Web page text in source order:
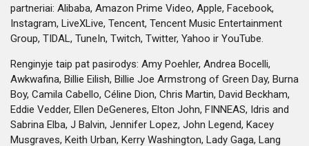
partneriai: Alibaba, Amazon Prime Video, Apple, Facebook,
Instagram, LiveXLive, Tencent, Tencent Music Entertainment
Group, TIDAL, TuneIn, Twitch, Twitter, Yahoo ir YouTube.
Renginyje taip pat pasirodys: Amy Poehler, Andrea Bocelli,
Awkwafina, Billie Eilish, Billie Joe Armstrong of Green Day, Burna
Boy, Camila Cabello, Céline Dion, Chris Martin, David Beckham,
Eddie Vedder, Ellen DeGeneres, Elton John, FINNEAS, Idris and
Sabrina Elba, J Balvin, Jennifer Lopez, John Legend, Kacey
Musgraves, Keith Urban, Kerry Washington, Lady Gaga, Lang